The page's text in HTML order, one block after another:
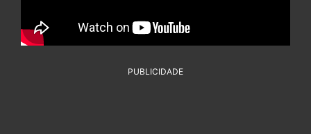
PUBLICIDADE